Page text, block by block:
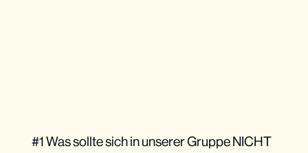
#1 Was sollte sich in unserer Gruppe NICHT